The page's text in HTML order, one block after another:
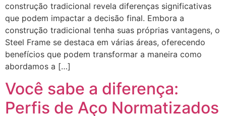
construção tradicional revela diferenças significativas
que podem impactar a decisão final. Embora a
construção tradicional tenha suas próprias vantagens, o
Steel Frame se destaca em várias áreas, oferecendo
benefícios que podem transformar a maneira como
abordamos a […]
Você sabe a diferença:
Perfis de Aço Normatizados